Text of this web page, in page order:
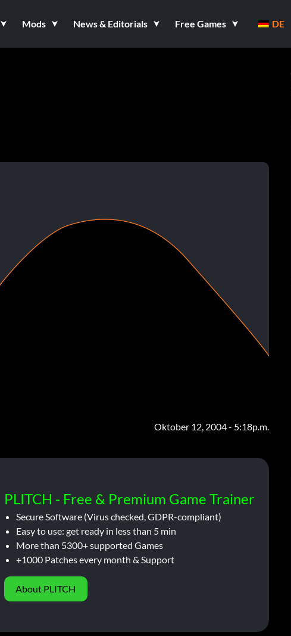
Mods News & Editorials Free Games DE
Oktober 12, 2004 - 5:18p.m.
PLITCH - Free & Premium Game Trainer
Secure Software (Virus checked, GDPR-compliant)
Easy to use: get ready in less than 5 min
More than 5300+ supported Games
+1000 Patches every month & Support
About PLITCH